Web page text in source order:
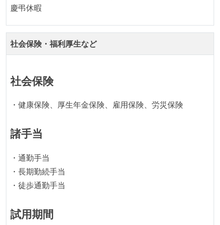
イテレーションの最後などに、定期的にチームでふり
継続的なデプロイ（デリバリー）を行っている
ワークフローの整備
全てのコードをバージョン管理ツールで管理している
各メンバーが実装したコードのマージは Pull Request
ベースで行われる
ビルド、自動デプロイ環境が整備されている
オープンな情報共有
KPI などチームの目標・実績値について、メンバーの
誰もがいつでも閲覧可能になっている
レッジの共有を積極的に行っている（属人性を減らす
慶弔休暇
社会保険・福利厚生など
社会保険
・健康保険、厚生年金保険、雇用保険、労災保険
諸手当
・通勤手当
・長期勤続手当
・徒歩通勤手当
試用期間